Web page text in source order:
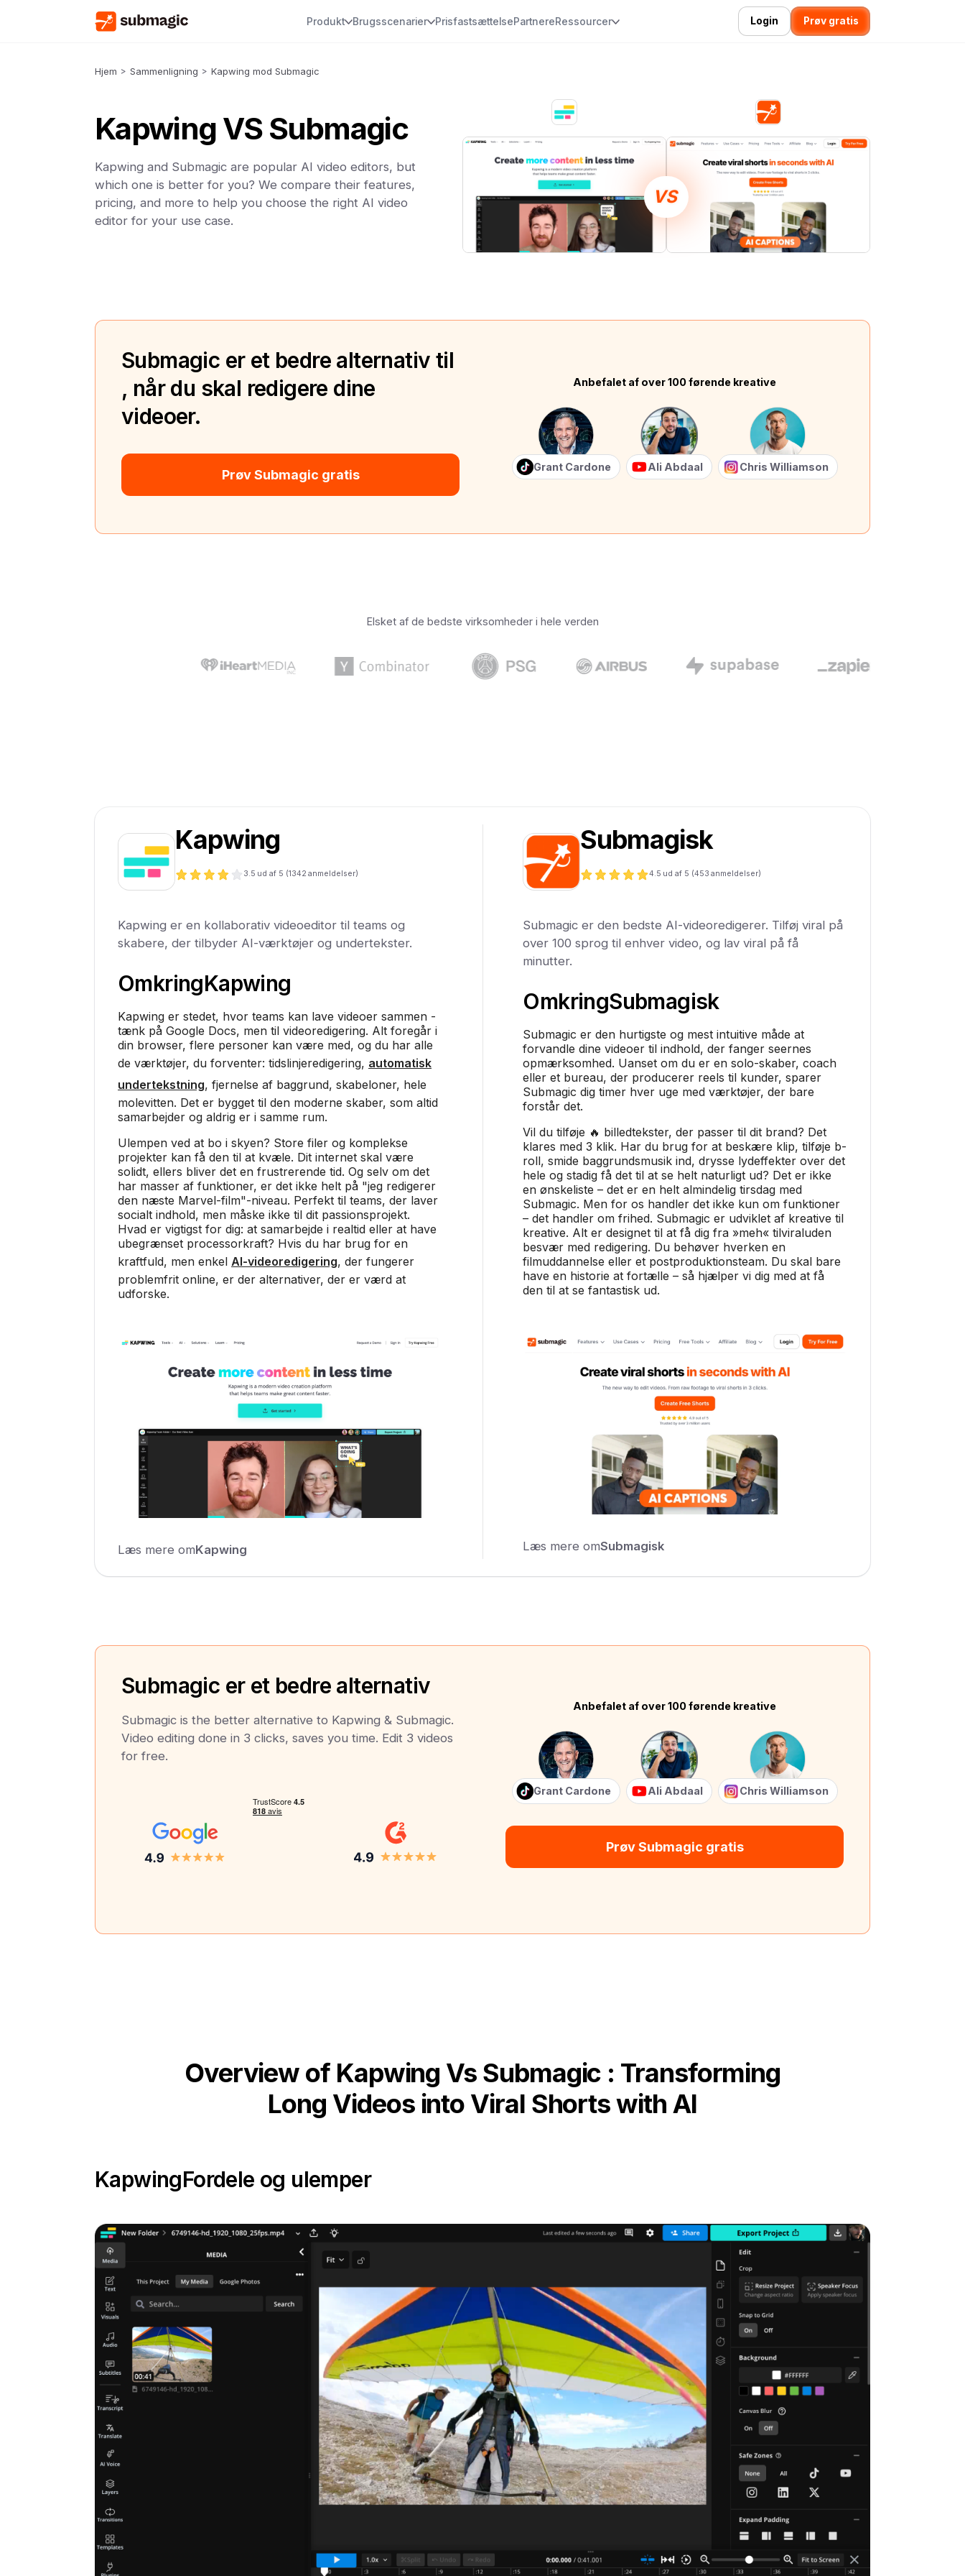
Produkt Brugsscenarier PrisfastsættelsePartnereRessourcer Login Prøv gratis
Hjem > Sammenligning > Kapwing mod Submagic
Kapwing VS Submagic
Kapwing and Submagic are popular AI video editors, but
which one is better for you? We compare their features,
pricing, and more to help you choose the right AI video
editor for your use case.
VS
Submagic er et bedre alternativ til
, når du skal redigere dine
videoer.
Prøv Submagic gratis
Anbefalet af over 100 førende kreative
Grant Cardone Ali Abdaal Chris Williamson
Elsket af de bedste virksomheder i hele verden
Kapwing
3.5 ud af 5 (1342 anmeldelser)
Kapwing er en kollaborativ videoeditor til teams og
skabere, der tilbyder AI-værktøjer og undertekster.
OmkringKapwing
Kapwing er stedet, hvor teams kan lave videoer sammen -
tænk på Google Docs, men til videoredigering. Alt foregår i
din browser, flere personer kan være med, og du har alle
de værktøjer, du forventer: tidslinjeredigering, automatisk
undertekstning, fjernelse af baggrund, skabeloner, hele
molevitten. Det er bygget til den moderne skaber, som altid
samarbejder og aldrig er i samme rum.
Ulempen ved at bo i skyen? Store filer og komplekse
projekter kan få den til at kvæle. Dit internet skal være
solidt, ellers bliver det en frustrerende tid. Og selv om det
har masser af funktioner, er det ikke helt på "jeg redigerer
den næste Marvel-film"-niveau. Perfekt til teams, der laver
socialt indhold, men måske ikke til dit passionsprojekt.
Hvad er vigtigst for dig: at samarbejde i realtid eller at have
ubegrænset processorkraft? Hvis du har brug for en
kraftfuld, men enkel AI-videoredigering, der fungerer
problemfrit online, er der alternativer, der er værd at
udforske.
Læs mere omKapwing
Submagisk
4.5 ud af 5 (453 anmeldelser)
Submagic er den bedste AI-videoredigerer. Tilføj viral på
over 100 sprog til enhver video, og lav viral på få
minutter.
OmkringSubmagisk
Submagic er den hurtigste og mest intuitive måde at
forvandle dine videoer til indhold, der fanger seernes
opmærksomhed. Uanset om du er en solo-skaber, coach
eller et bureau, der producerer reels til kunder, sparer
Submagic dig timer hver uge med værktøjer, der bare
forstår det.
Vil du tilføje 🔥 billedtekster, der passer til dit brand? Det
klares med 3 klik. Har du brug for at beskære klip, tilføje b-
roll, smide baggrundsmusik ind, drysse lydeffekter over det
hele og stadig få det til at se helt naturligt ud? Det er ikke
en ønskeliste – det er en helt almindelig tirsdag med
Submagic. Men for os handler det ikke kun om funktioner
– det handler om frihed. Submagic er udviklet af kreative til
kreative. Alt er designet til at få dig fra »meh« tilviraluden
besvær med redigering. Du behøver hverken en
filmuddannelse eller et postproduktionsteam. Du skal bare
have en historie at fortælle – så hjælper vi dig med at få
den til at se fantastisk ud.
Læs mere omSubmagisk
Submagic er et bedre alternativ
Submagic is the better alternative to Kapwing & Submagic.
Video editing done in 3 clicks, saves you time. Edit 3 videos
for free.
Anbefalet af over 100 førende kreative
Grant Cardone Ali Abdaal Chris Williamson
Prøv Submagic gratis
Overview of Kapwing Vs Submagic : Transforming
Long Videos into Viral Shorts with AI
KapwingFordele og ulemper